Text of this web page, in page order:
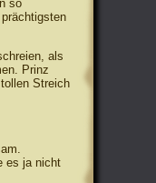
so
als
Prinz
Streich
es ja nicht